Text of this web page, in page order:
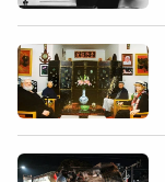
CÔNG NGHỆ
QUỐC TẾ